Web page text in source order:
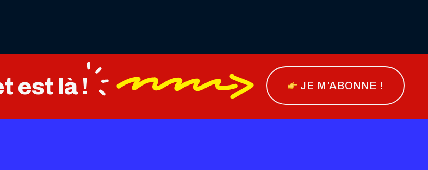
est là ! JE M’ABONNE !